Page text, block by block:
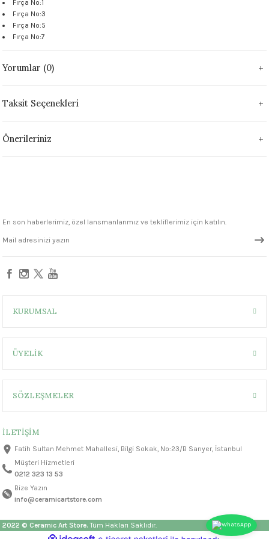
1305 °C
- 1222 °C
- 1046 °C
°C
°C
999 - 1222 °C
Fırça No:1
Fırça No:3
Fırça No:5
Fırça No:7
Yorumlar (0)
Taksit Seçenekleri
Önerileriniz
En son haberlerimiz, özel lansmanlarımız ve tekliflerimiz için katılın.
KURUMSAL
ÜYELİK
SÖZLEŞMELER
İLETİŞİM
Fatih Sultan Mehmet Mahallesi, Bilgi Sokak, No:23/B Sarıyer, İstanbul
Müşteri Hizmetleri
0212 323 13 53
Bize Yazın
info@ceramicartstore.com
2022 © Ceramic Art Store. Tüm Hakları Saklıdır.